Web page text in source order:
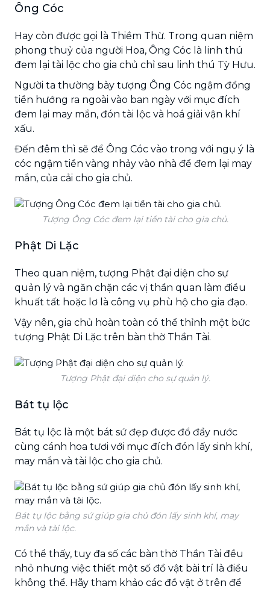
Ông Cóc
Hay còn được gọi là Thiềm Thừ. Trong quan niệm
phong thuỷ của người Hoa, Ông Cóc là linh thú
đem lại tài lộc cho gia chủ chỉ sau linh thú Tỳ Hưu.
Người ta thường bày tượng Ông Cóc ngậm đồng
tiền hướng ra ngoài vào ban ngày với mục đích
đem lại may mắn, đón tài lộc và hoá giải vận khí
xấu.
Đến đêm thì sẽ để Ông Cóc vào trong với ngụ ý là
cóc ngậm tiền vàng nhảy vào nhà để đem lại may
mắn, của cải cho gia chủ.
Tượng Ông Cóc đem lại tiền tài cho gia chủ.
Phật Di Lặc
Theo quan niệm, tượng Phật đại diện cho sự
quản lý và ngăn chặn các vị thần quan làm điều
khuất tất hoặc lơ là công vụ phù hộ cho gia đạo.
Vậy nên, gia chủ hoàn toàn có thể thỉnh một bức
tượng Phật Di Lặc trên bàn thờ Thần Tài.
Tượng Phật đại diện cho sự quản lý.
Bát tụ lộc
Bát tụ lộc là một bát sứ đẹp được đổ đầy nước
cùng cánh hoa tươi với mục đích đón lấy sinh khí,
may mắn và tài lộc cho gia chủ.
Bát tụ lộc bằng sứ giúp gia chủ đón lấy sinh khí, may
mắn và tài lộc.
Có thể thấy, tuy đa số các bàn thờ Thần Tài đều
nhỏ nhưng việc thiết một số đồ vật bài trí là điều
không thể. Hãy tham khảo các đồ vật ở trên để